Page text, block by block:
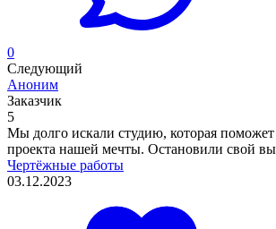
0
Следующий
Аноним
Заказчик
5
Мы долго искали студию, которая
проекта нашей мечты. Остановили свой
Чертёжные работы
03.12.2023